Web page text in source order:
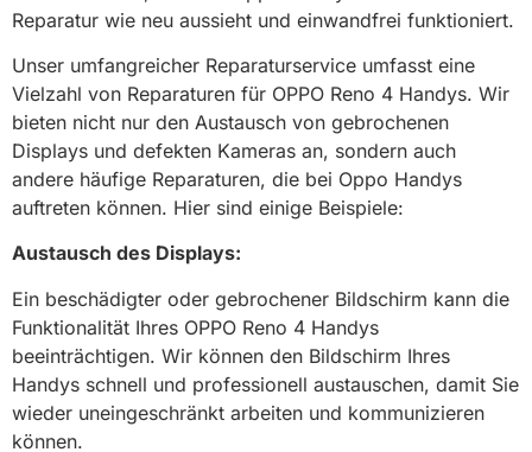
Reparatur wie neu aussieht und einwandfrei funktioniert.
Unser umfangreicher Reparaturservice umfasst eine
Vielzahl von Reparaturen für OPPO Reno 4 Handys. Wir
bieten nicht nur den Austausch von gebrochenen
Displays und defekten Kameras an, sondern auch
andere häufige Reparaturen, die bei Oppo Handys
auftreten können. Hier sind einige Beispiele:
Austausch des Displays:
Ein beschädigter oder gebrochener Bildschirm kann die
Funktionalität Ihres OPPO Reno 4 Handys
beeinträchtigen. Wir können den Bildschirm Ihres
Handys schnell und professionell austauschen, damit Sie
wieder uneingeschränkt arbeiten und kommunizieren
können.